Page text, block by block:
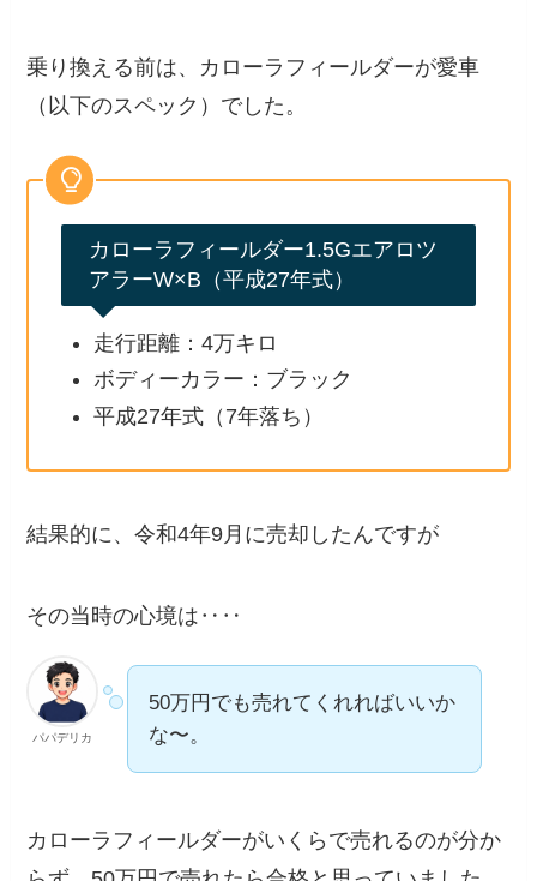
乗り換える前は、カローラフィールダーが愛車
（以下のスペック）でした。
カローラフィールダー1.5Gエアロツ
アラーW×B（平成27年式）
走行距離：4万キロ
ボディーカラー：ブラック
平成27年式（7年落ち）
結果的に、令和4年9月に売却したんですが
その当時の心境は‥‥
パパデリカ
50万円でも売れてくれればいいか
な〜。
カローラフィールダーがいくらで売れるのが分か